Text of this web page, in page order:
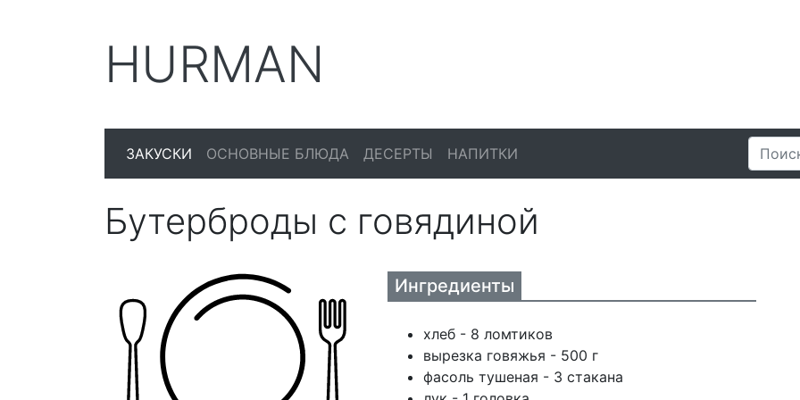
HURMAN
ЗАКУСКИ ОСНОВНЫЕ БЛЮДА ДЕСЕРТЫ НАПИТКИ
Бутерброды с говядиной
Ингредиенты
хлеб - 8 ломтиков
вырезка говяжья - 500 г
фасоль тушеная - 3 стакана